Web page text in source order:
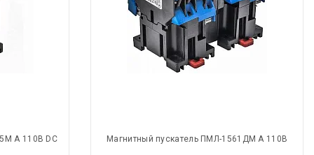
А 110В DC Магнитный пускатель ПМЛ-1561ДМ А 110В